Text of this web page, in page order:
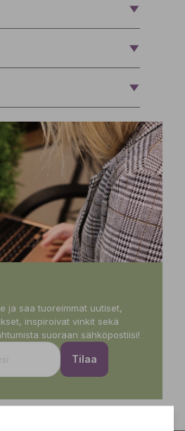
ja saa tuoreimmat uutiset,
inspiroivat vinkit sekä
suoraan sähköpostiisi!
Tilaa